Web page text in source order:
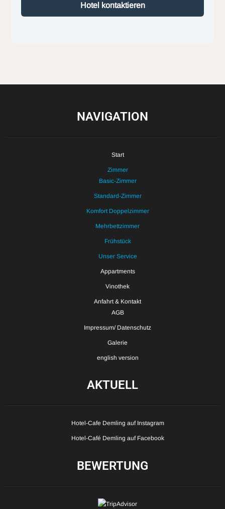
Hotel kontaktieren
NAVIGATION
Start
Zimmer
Basic-Zimmer
Standard-Zimmer
Komfort Doppelzimmer
Mehrbettzimmer
Frühstück
Unser Service
Appartments
Vinothek
Anfahrt & Kontakt
AGB
Impressum/ Datenschutz
Galerie
english version
AKTUELL
Hotel-Cafe Demling auf Instagram
Hotel-Café Demling auf Facebook
BEWERTUNG